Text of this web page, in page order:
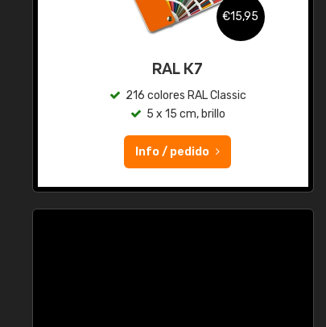
€15,95
RAL K7
216 colores RAL Classic
5 x 15 cm, brillo
Info / pedido